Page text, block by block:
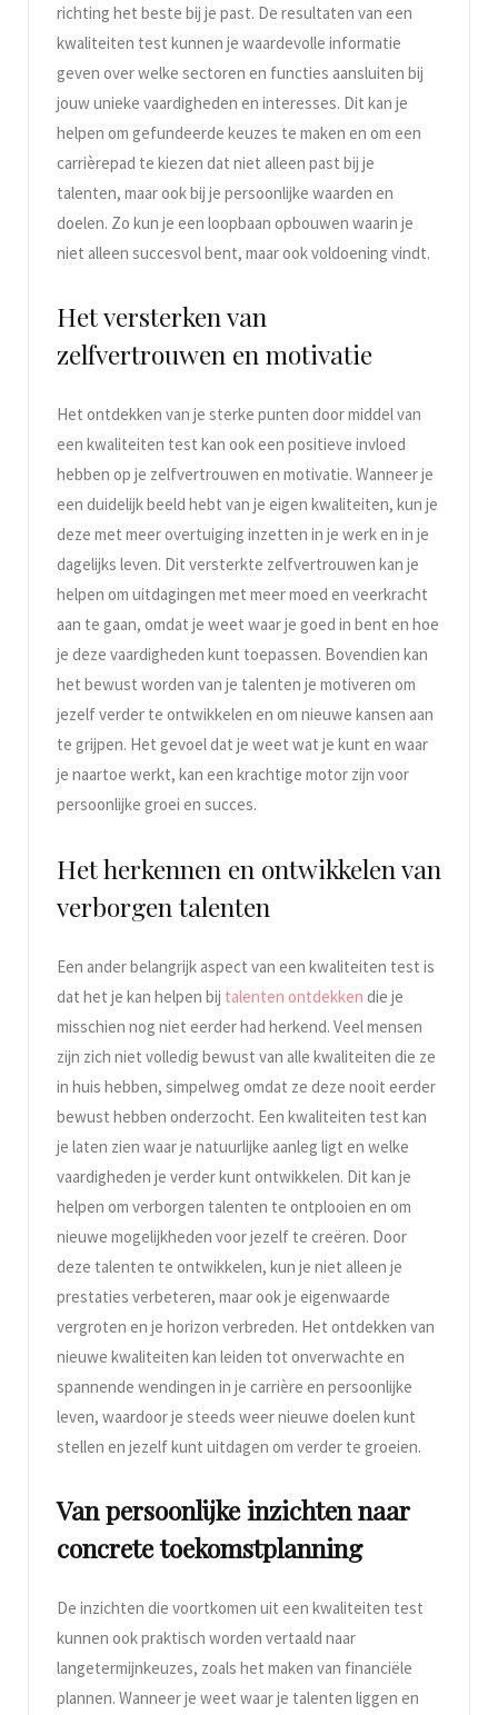
richting het beste bij je past. De resultaten van een
kwaliteiten test kunnen je waardevolle informatie
geven over welke sectoren en functies aansluiten bij
jouw unieke vaardigheden en interesses. Dit kan je
helpen om gefundeerde keuzes te maken en om een
carrièrepad te kiezen dat niet alleen past bij je
talenten, maar ook bij je persoonlijke waarden en
doelen. Zo kun je een loopbaan opbouwen waarin je
niet alleen succesvol bent, maar ook voldoening vindt.
Het versterken van
zelfvertrouwen en motivatie
Het ontdekken van je sterke punten door middel van
een kwaliteiten test kan ook een positieve invloed
hebben op je zelfvertrouwen en motivatie. Wanneer je
een duidelijk beeld hebt van je eigen kwaliteiten, kun je
deze met meer overtuiging inzetten in je werk en in je
dagelijks leven. Dit versterkte zelfvertrouwen kan je
helpen om uitdagingen met meer moed en veerkracht
aan te gaan, omdat je weet waar je goed in bent en hoe
je deze vaardigheden kunt toepassen. Bovendien kan
het bewust worden van je talenten je motiveren om
jezelf verder te ontwikkelen en om nieuwe kansen aan
te grijpen. Het gevoel dat je weet wat je kunt en waar
je naartoe werkt, kan een krachtige motor zijn voor
persoonlijke groei en succes.
Het herkennen en ontwikkelen van
verborgen talenten
Een ander belangrijk aspect van een kwaliteiten test is
dat het je kan helpen bij talenten ontdekken die je
misschien nog niet eerder had herkend. Veel mensen
zijn zich niet volledig bewust van alle kwaliteiten die ze
in huis hebben, simpelweg omdat ze deze nooit eerder
bewust hebben onderzocht. Een kwaliteiten test kan
je laten zien waar je natuurlijke aanleg ligt en welke
vaardigheden je verder kunt ontwikkelen. Dit kan je
helpen om verborgen talenten te ontplooien en om
nieuwe mogelijkheden voor jezelf te creëren. Door
deze talenten te ontwikkelen, kun je niet alleen je
prestaties verbeteren, maar ook je eigenwaarde
vergroten en je horizon verbreden. Het ontdekken van
nieuwe kwaliteiten kan leiden tot onverwachte en
spannende wendingen in je carrière en persoonlijke
leven, waardoor je steeds weer nieuwe doelen kunt
stellen en jezelf kunt uitdagen om verder te groeien.
Van persoonlijke inzichten naar
concrete toekomstplanning
De inzichten die voortkomen uit een kwaliteiten test
kunnen ook praktisch worden vertaald naar
langetermijnkeuzes, zoals het maken van financiële
plannen. Wanneer je weet waar je talenten liggen en